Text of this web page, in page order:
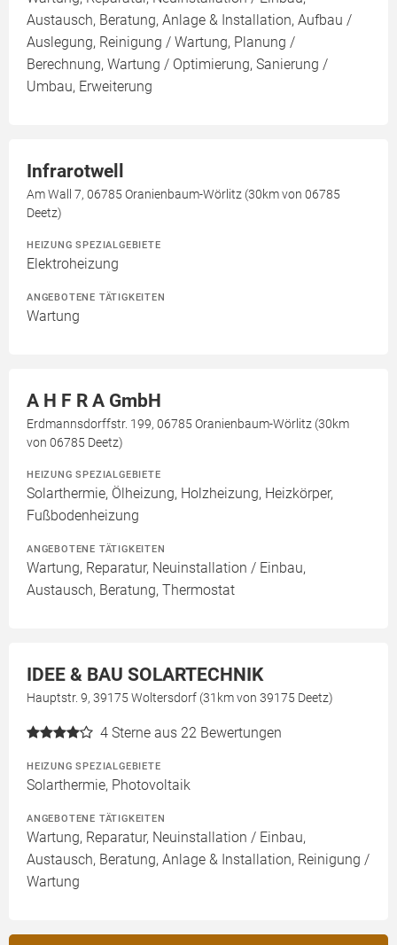
Austausch, Beratung, Anlage & Installation, Aufbau /
Auslegung, Reinigung / Wartung, Planung /
Berechnung, Wartung / Optimierung, Sanierung /
Umbau, Erweiterung
Infrarotwell
Am Wall 7, 06785 Oranienbaum-Wörlitz (30km von 06785
Deetz)
HEIZUNG SPEZIALGEBIETE
Elektroheizung
ANGEBOTENE TÄTIGKEITEN
Wartung
A H F R A GmbH
Erdmannsdorffstr. 199, 06785 Oranienbaum-Wörlitz (30km
von 06785 Deetz)
HEIZUNG SPEZIALGEBIETE
Solarthermie, Ölheizung, Holzheizung, Heizkörper,
Fußbodenheizung
ANGEBOTENE TÄTIGKEITEN
Wartung, Reparatur, Neuinstallation / Einbau,
Austausch, Beratung, Thermostat
IDEE & BAU SOLARTECHNIK
Hauptstr. 9, 39175 Woltersdorf (31km von 39175 Deetz)
4 Sterne aus 22 Bewertungen
HEIZUNG SPEZIALGEBIETE
Solarthermie, Photovoltaik
ANGEBOTENE TÄTIGKEITEN
Wartung, Reparatur, Neuinstallation / Einbau,
Austausch, Beratung, Anlage & Installation, Reinigung /
Wartung